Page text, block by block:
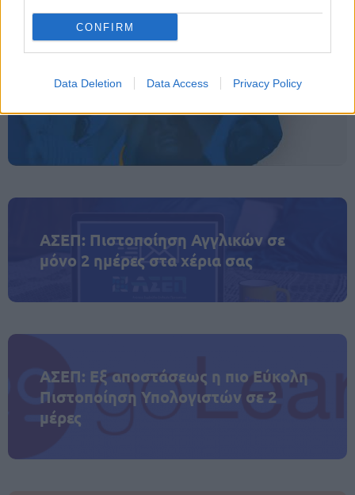
CONFIRM
Data Deletion Data Access Privacy Policy
ΑΣΕΠ: Πιστοποίηση Αγγλικών σε
μόνο 2 ημέρες στα χέρια σας
ΑΣΕΠ: Εξ αποστάσεως η πιο Εύκολη
Πιστοποίηση Υπολογιστών σε 2
μέρες